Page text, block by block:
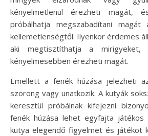
kényelmetlenül érezheti magát,
próbálhatja megszabadítani
kellemetlenségtől. Ilyenkor érdemes
aki megtisztíthatja a
kényelmesebben érezheti magát.
Emellett a fenék húzása jelezheti
szorong vagy unatkozik. A kutyák
keresztül próbálnak kifejezni
fenék húzása lehet egyfajta játékos
kutya elegendő figyelmet és játékot